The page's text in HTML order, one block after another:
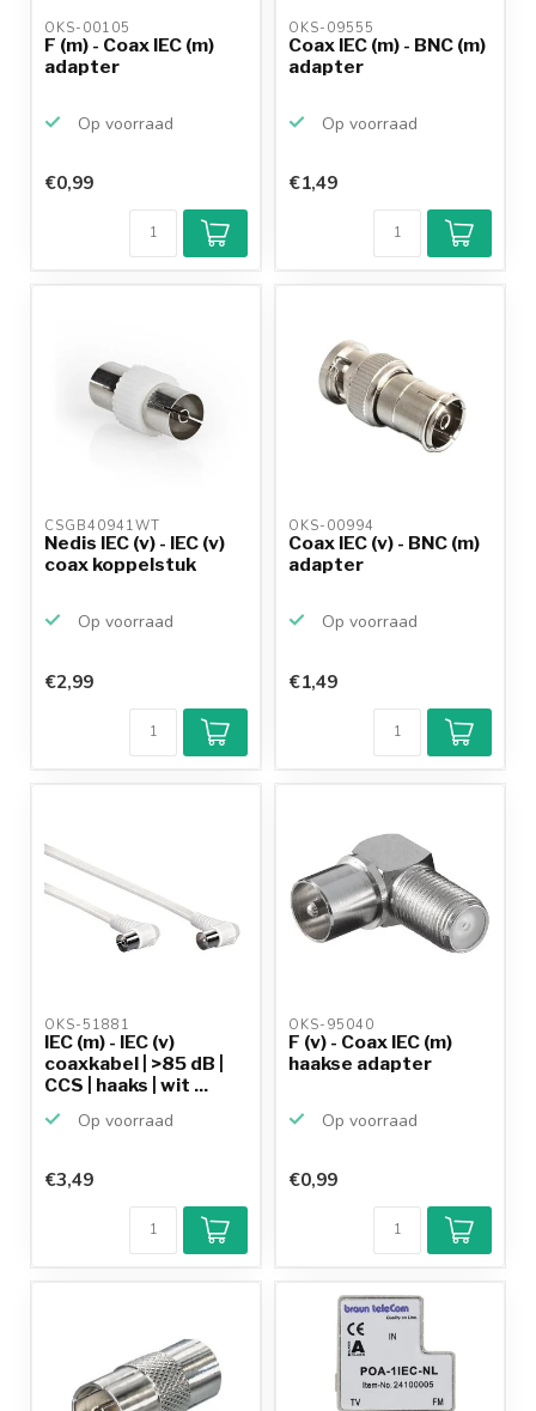
OKS-00105
F (m) - Coax IEC (m)
adapter
Op voorraad
€0,99
OKS-09555
Coax IEC (m) - BNC (m)
adapter
Op voorraad
€1,49
CSGB40941WT
Nedis IEC (v) - IEC (v)
coax koppelstuk
Op voorraad
€2,99
OKS-00994
Coax IEC (v) - BNC (m)
adapter
Op voorraad
€1,49
OKS-51881
IEC (m) - IEC (v)
coaxkabel | >85 dB |
CCS | haaks | wit ...
Op voorraad
€3,49
OKS-95040
F (v) - Coax IEC (m)
haakse adapter
Op voorraad
€0,99